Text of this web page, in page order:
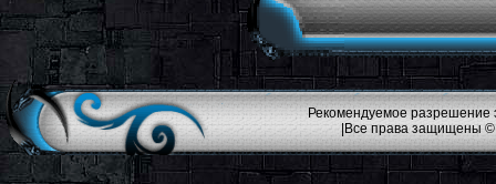
Рекомендуемое разрешение
|Все права защищены